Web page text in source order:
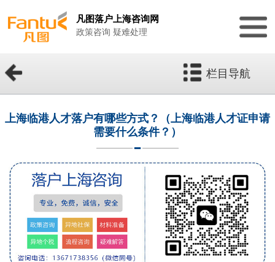
凡图落户上海咨询网
政策咨询 疑难处理
栏目导航
上海临港人才落户有哪些方式？（上海临港人才证申请
需要什么条件？）